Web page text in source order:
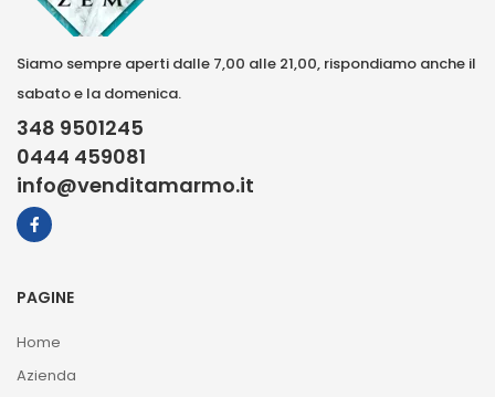
Siamo sempre aperti dalle 7,00 alle 21,00, rispondiamo anche il
sabato e la domenica.
348 9501245
0444 459081
info@venditamarmo.it
PAGINE
Home
Azienda